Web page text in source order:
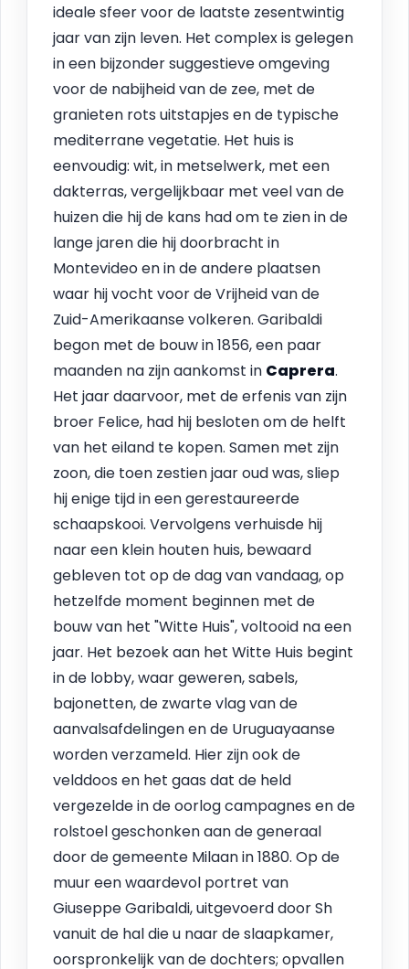
ideale sfeer voor de laatste zesentwintig
jaar van zijn leven. Het complex is gelegen
in een bijzonder suggestieve omgeving
voor de nabijheid van de zee, met de
granieten rots uitstapjes en de typische
mediterrane vegetatie. Het huis is
eenvoudig: wit, in metselwerk, met een
dakterras, vergelijkbaar met veel van de
huizen die hij de kans had om te zien in de
lange jaren die hij doorbracht in
Montevideo en in de andere plaatsen
waar hij vocht voor de Vrijheid van de
Zuid-Amerikaanse volkeren. Garibaldi
begon met de bouw in 1856, een paar
maanden na zijn aankomst in Caprera.
Het jaar daarvoor, met de erfenis van zijn
broer Felice, had hij besloten om de helft
van het eiland te kopen. Samen met zijn
zoon, die toen zestien jaar oud was, sliep
hij enige tijd in een gerestaureerde
schaapskooi. Vervolgens verhuisde hij
naar een klein houten huis, bewaard
gebleven tot op de dag van vandaag, op
hetzelfde moment beginnen met de
bouw van het "Witte Huis", voltooid na een
jaar. Het bezoek aan het Witte Huis begint
in de lobby, waar geweren, sabels,
bajonetten, de zwarte vlag van de
aanvalsafdelingen en de Uruguayaanse
worden verzameld. Hier zijn ook de
velddoos en het gaas dat de held
vergezelde in de oorlog campagnes en de
rolstoel geschonken aan de generaal
door de gemeente Milaan in 1880. Op de
muur een waardevol portret van
Giuseppe Garibaldi, uitgevoerd door Sh
vanuit de hal die u naar de slaapkamer,
oorspronkelijk van de dochters; opvallen